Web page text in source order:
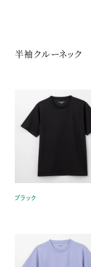
半袖クルーネック
ブラック